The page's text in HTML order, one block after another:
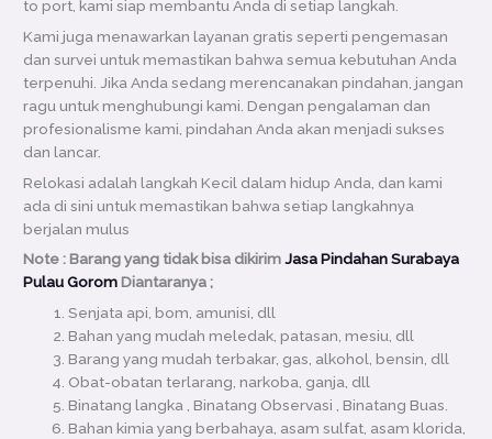
to port, kami siap membantu Anda di setiap langkah.
Kami juga menawarkan layanan gratis seperti pengemasan
dan survei untuk memastikan bahwa semua kebutuhan Anda
terpenuhi. Jika Anda sedang merencanakan pindahan, jangan
ragu untuk menghubungi kami. Dengan pengalaman dan
profesionalisme kami, pindahan Anda akan menjadi sukses
dan lancar.
Relokasi adalah langkah Kecil dalam hidup Anda, dan kami
ada di sini untuk memastikan bahwa setiap langkahnya
berjalan mulus
Note : Barang yang tidak bisa dikirimJasa Pindahan Surabaya
Pulau GoromDiantaranya ;
Senjata api, bom, amunisi, dll
Bahan yang mudah meledak, patasan, mesiu, dll
Barang yang mudah terbakar, gas, alkohol, bensin, dll
Obat-obatan terlarang, narkoba, ganja, dll
Binatang langka , Binatang Observasi , Binatang Buas.
Bahan kimia yang berbahaya, asam sulfat, asam klorida,